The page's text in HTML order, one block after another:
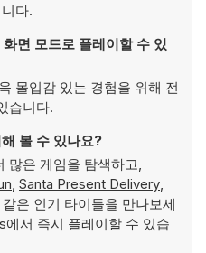
다.
면 모드로 플레이할 수 있
몰입감 있는 경험을 위해 전
습니다.
볼 수 있나요?
많은 게임을 탐색하고,
, Santa Present Delivery,
같은 인기 타이틀을 만나보세
서 즉시 플레이할 수 있습